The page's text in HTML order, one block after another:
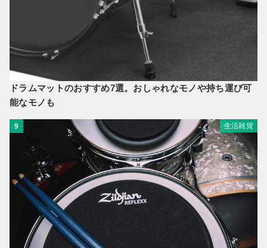
ドラムマットのおすすめ7選。おしゃれなモノや持ち運び可
能なモノも
9 生活雑貨